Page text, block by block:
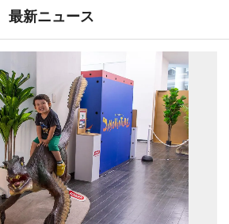
最新ニュース